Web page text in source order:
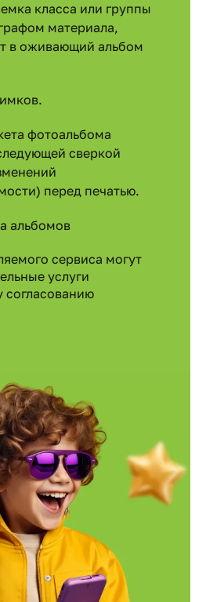
класса или группы
материала,
в оживающий альбом
фотоальбома
сверкой
перед печатью.
альбомов
сервиса могут
услуги
согласованию